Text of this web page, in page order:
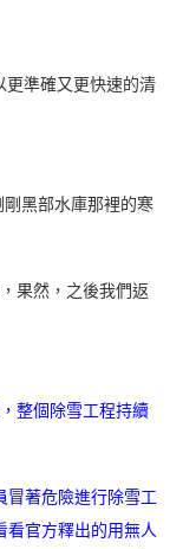
更準確又更快速的清
黑部水庫那裡的寒
果然，之後我們返
整個除雪工程持續
冒著危險進行除雪工
看官方釋出的用無人